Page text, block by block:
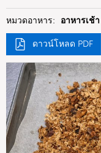
หมวดอาหาร: อาหารเช้า
ดาวน์โหลด PDF